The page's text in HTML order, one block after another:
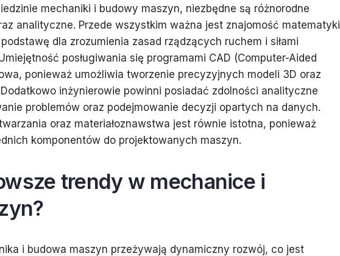
mechaniki i budowy maszyn, niezbędne są różnorodne
analityczne. Przede wszystkim ważna jest znajomość matematyki
dla zrozumienia zasad rządzących ruchem i siłami
posługiwania się programami CAD (Computer-Aided
ponieważ umożliwia tworzenie precyzyjnych modeli 3D oraz
inżynierowie powinni posiadać zdolności analityczne
problemów oraz podejmowanie decyzji opartych na danych.
oraz materiałoznawstwa jest równie istotna, ponieważ
komponentów do projektowanych maszyn.
trendy w mechanice i
i budowa maszyn przeżywają dynamiczny rozwój, co jest